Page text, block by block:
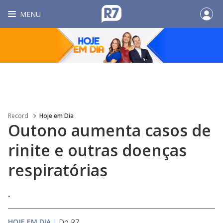
MENU
Record Hoje em Dia
Outono aumenta casos de
rinite e outras doenças
respiratórias
.